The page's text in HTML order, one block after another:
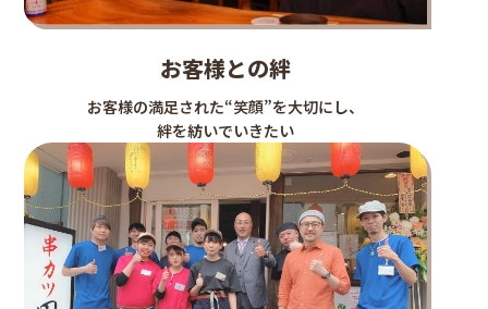
お客様との絆
お客様の満足された“笑顔”を大切にし、
絆を紡いでいきたい